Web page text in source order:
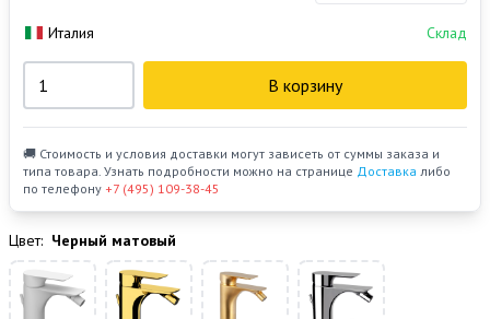
Италия Склад
В корзину
🚚 Стоимость и условия доставки могут зависеть от суммы заказа и
типа товара. Узнать подробности можно на странице Доставка либо
по телефону +7 (495) 109-38-45
Цвет: Черный матовый